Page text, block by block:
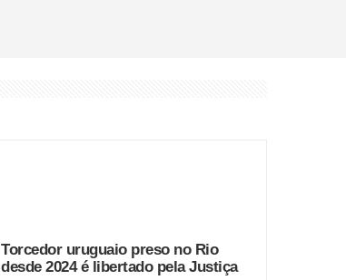
Torcedor uruguaio preso no Rio
desde 2024 é libertado pela Justiça